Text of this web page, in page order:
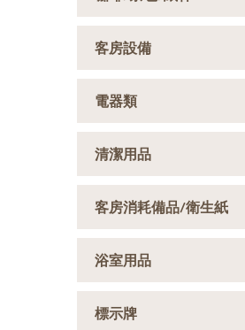
客房設備
電器類
清潔用品
客房消耗備品/衛生紙
浴室用品
標示牌